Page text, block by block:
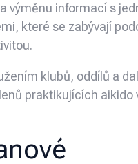
výměnu informací s
které se zabývají
klubů, oddílů a
praktikujících aikido